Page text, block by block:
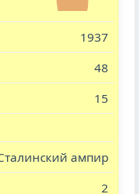
1937
48
15
ампир
2